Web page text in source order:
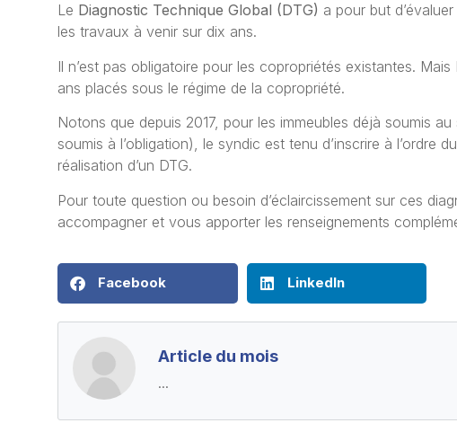
Le Diagnostic Technique Global (DTG) a pour but
les travaux à venir sur dix ans.
Il n’est pas obligatoire pour les copropriétés existantes.
ans placés sous le régime de la copropriété.
Notons que depuis 2017, pour les immeubles déjà soumis
soumis à l’obligation), le syndic est tenu d’inscrire à l’ordre
réalisation d’un DTG.
Pour toute question ou besoin d’éclaircissement sur ces
accompagner et vous apporter les renseignements
Facebook LinkedIn
Article du mois
...